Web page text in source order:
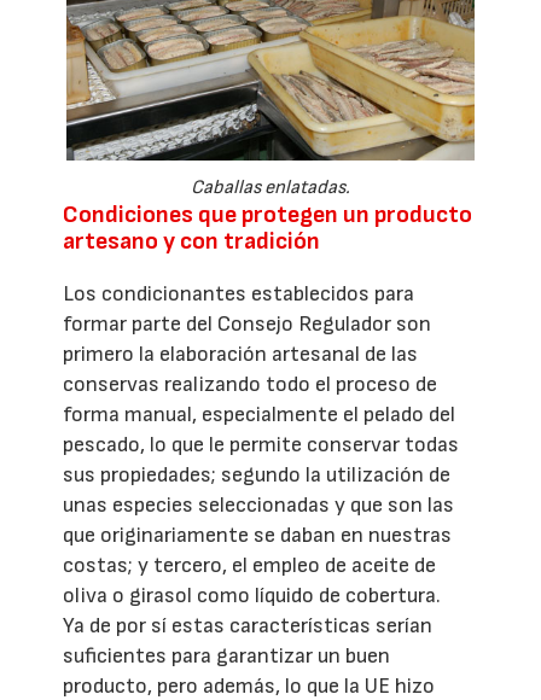
Caballas enlatadas.
Condiciones que protegen un producto
artesano y con tradición
Los condicionantes establecidos para
formar parte del Consejo Regulador son
primero la elaboración artesanal de las
conservas realizando todo el proceso de
forma manual, especialmente el pelado del
pescado, lo que le permite conservar todas
sus propiedades; segundo la utilización de
unas especies seleccionadas y que son las
que originariamente se daban en nuestras
costas; y tercero, el empleo de aceite de
oliva o girasol como líquido de cobertura.
Ya de por sí estas características serían
suficientes para garantizar un buen
producto, pero además, lo que la UE hizo